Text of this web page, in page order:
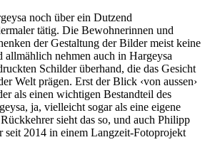
noch über ein Dutzend
tätig. Die Bewohnerinnen und
der Gestaltung der Bilder meist keine
allmählich nehmen auch in Hargeysa
Schilder überhand, die das Gesicht
Welt prägen. Erst der Blick ‹von aussen›
als einen wichtigen Bestandteil des
ja, vielleicht sogar als eine eigene
sieht das so, und auch Philipp
seit 2014 in einem Langzeit-Fotoprojekt